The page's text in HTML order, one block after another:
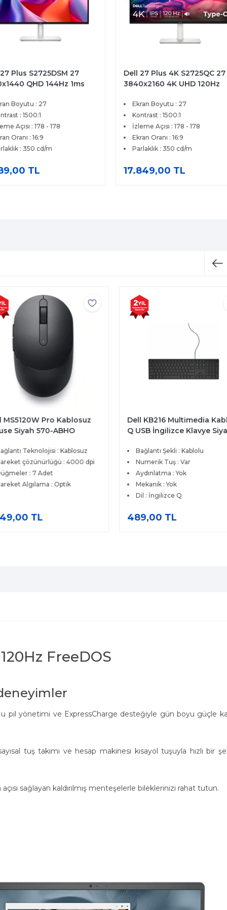
Plus S2725DSM 27
QHD 144Hz 1ms
IPS Pivot Monitor
Boyutu : 27
: 1500:1
Açısı : 178 - 178
Oranı : 16:9
: 350 cd/m
TL
Dell 27 Plus 4K S2725QC 27
3840x2160 4K UHD 120Hz
Premium IPS Monitör
Ekran Boyutu : 27
Kontrast : 1500:1
İzleme Açısı : 178 - 178
Ekran Oranı : 16:9
Parlaklık : 350 cd/m
17.849,00 TL
MS5120W Pro Kablosuz
Siyah 570-ABHO
Teknolojisi : Kablosuz
çözünürlüğü : 4000 dpi
: 7 Adet
Algılama : Optik
TL
Dell KB216 Multimedia
Q USB İngilizce Klavye
Bağlantı Şekli : Kablolu
Numerik Tuş : Var
Aydınlatma : Yok
Mekanik : Yok
Dil : İngilizce Q
489,00 TL
FreeDOS
pil yönetimi ve ExpressCharge desteğiyle gün boyu güçle
tuş takımı ve hesap makinesi kısayol tuşuyla hızlı bir
sağlayan kaldırılmış menteşelerle bileklerinizi rahat tutun.